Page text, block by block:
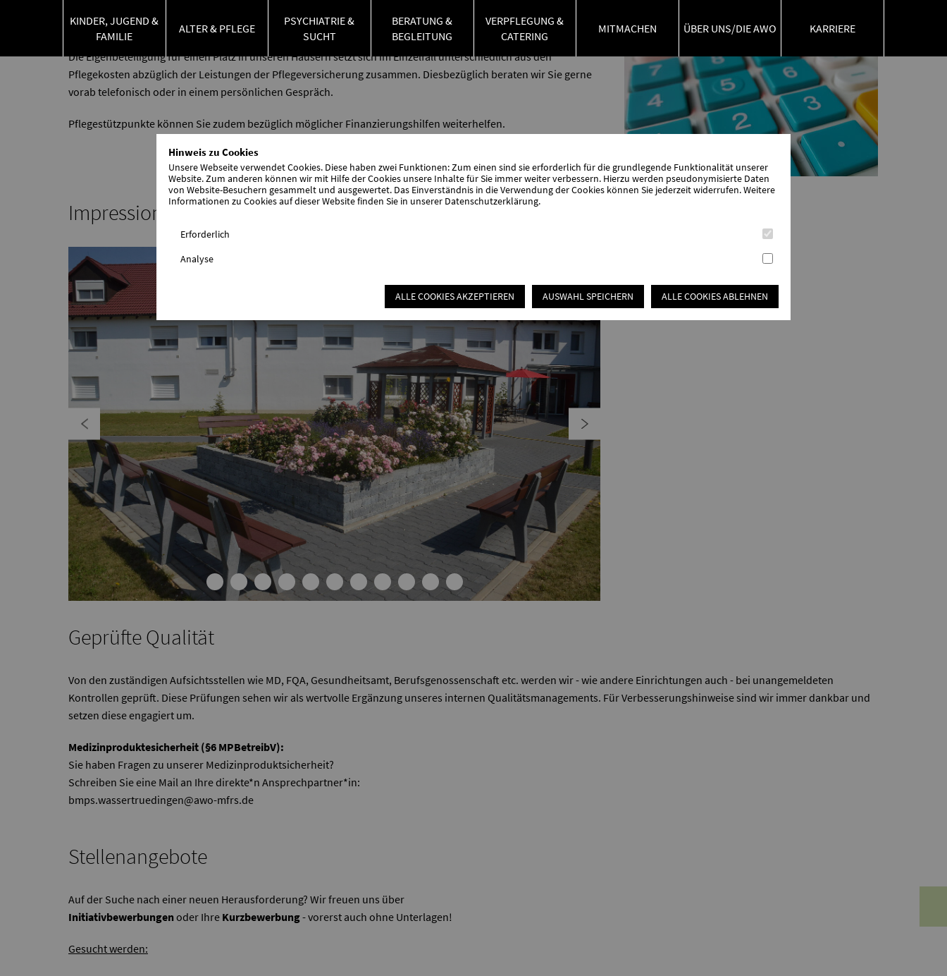
Einrichtungsgebühren
Die Eigenbeteiligung für einen Platz in unseren Häusern setzt sich im Einzelfall unterschiedlich aus den
Pflegekosten abzüglich der Leistungen der Pflegeversicherung zusammen. Diesbezüglich beraten wir Sie gerne
vorab telefonisch oder in einem persönlichen Gespräch.
Pflegestützpunkte können Sie zudem bezüglich möglicher Finanzierungshilfen weiterhelfen.
Impressionen
Geprüfte Qualität
Von den zuständigen Aufsichtsstellen wie MD, FQA, Gesundheitsamt, Berufsgenossenschaft etc. werden wir - wie andere Einrichtungen auch - bei unangemeldeten
Kontrollen geprüft. Diese Prüfungen sehen wir als wertvolle Ergänzung unseres internen Qualitätsmanagements. Für Verbesserungshinweise sind wir immer dankbar und
setzen diese engagiert um.
Medizinproduktesicherheit (§6 MPBetreibV):
Sie haben Fragen zu unserer Medizinproduktsicherheit?
Schreiben Sie eine Mail an Ihre direkte*n Ansprechpartner*in:
bmps.wassertruedingen@awo-mfrs.de
Stellenangebote
Auf der Suche nach einer neuen Herausforderung? Wir freuen uns über
Initiativbewerbungenoder Ihre Kurzbewerbung- vorerst auch ohne Unterlagen!
Gesucht werden:
KINDER, JUGEND &
FAMILIE
ALTER & PFLEGE
PSYCHIATRIE &
SUCHT
BERATUNG &
BEGLEITUNG
VERPFLEGUNG &
CATERING
MITMACHEN ÜBER UNS/DIE AWO KARRIERE
Hinweis zu Cookies
Unsere Webseite verwendet Cookies. Diese haben zwei Funktionen: Zum einen sind sie erforderlich für die grundlegende Funktionalität unserer
Website. Zum anderen können wir mit Hilfe der Cookies unsere Inhalte für Sie immer weiter verbessern. Hierzu werden pseudonymisierte Daten
von Website-Besuchern gesammelt und ausgewertet. Das Einverständnis in die Verwendung der Cookies können Sie jederzeit widerrufen. Weitere
Informationen zu Cookies auf dieser Website finden Sie in unserer Datenschutzerklärung.
Erforderlich
Analyse
ALLE COOKIES ABLEHNEN
AUSWAHL SPEICHERN
ALLE COOKIES AKZEPTIEREN